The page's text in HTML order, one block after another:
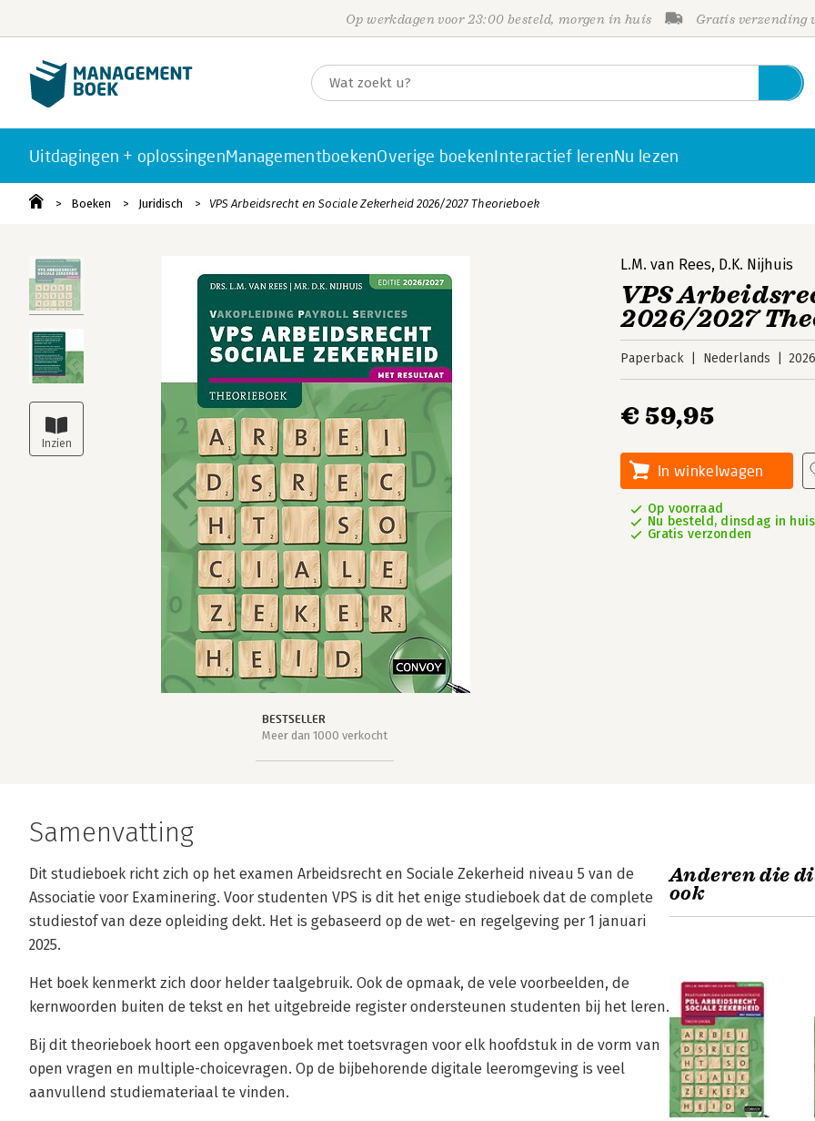
Op werkdagen voor 23:00 besteld, morgen in huis Gratis verzending
Uitdagingen + oplossingenManagementboekenOverige boekenInteractief lerenNu lezen
Boeken Juridisch VPS Arbeidsrecht en Sociale Zekerheid 2026/2027 Theorieboek
BESTSELLER
Meer dan 1000 verkocht
L.M. van Rees, D.K. Nijhuis
VPS
2026/2027
Paperback Nederlands
€ 59,95
In winkelwagen
Op voorraad
Nu besteld, dinsdag in huis
Gratis verzonden
Samenvatting
Dit studieboek richt zich op het examen Arbeidsrecht en Sociale Zekerheid niveau 5 van de
Associatie voor Examinering. Voor studenten VPS is dit het enige studieboek dat de complete
studiestof van deze opleiding dekt. Het is gebaseerd op de wet- en regelgeving per 1 januari
2025.
Het boek kenmerkt zich door helder taalgebruik. Ook de opmaak, de vele voorbeelden, de
kernwoorden buiten de tekst en het uitgebreide register ondersteunen studenten bij het leren.
Bij dit theorieboek hoort een opgavenboek met toetsvragen voor elk hoofdstuk in de vorm van
open vragen en multiple-choicevragen. Op de bijbehorende digitale leeromgeving is veel
aanvullend studiemateriaal te vinden.
Anderen die
ook